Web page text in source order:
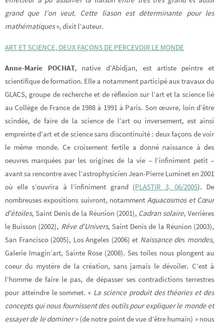
grand que l’on veut. Cette liason est déterminante pour les
mathématiques», dixit l’auteur.
ART ET SCIENCE, DEUX FAÇONS DE PERCEVOIR LE MONDE
Anne-Marie POCHAT, native d’Abidjan, est artiste peintre et
scientifique de formation. Elle a notamment participé aux travaux du
GLACS, groupe de recherche et de réflexion sur l’art et la science lié
au Collège de France de 1988 à 1991 à Paris. Son œuvre, loin d’être
scindée, de faire de la science de l’art ou inversement, est ainsi
empreinte d’art et de science sans discontinuité : deux façons de voir
le même monde. Ce croisement fertile a donné naissance à des
oeuvres marquées par les origines de la vie – l’infiniment petit –
avant sa rencontre avec l’astrophysicien Jean-Pierre Luminet en 2001
où elle s’ouvrira à l’infiniment grand (PLASTIR 3, 06/2005). De
nombreuses expositions suivront, notammentAquacosmos et Cœur
d’étoiles, Saint Denis de la Réunion (2001), Cadran solaire, Verrières
le Buisson (2002), Rêve d’Univers, Saint Denis de la Réunion (2003),
San Francisco (2005), Los Angeles (2006) et Naissance des mondes,
Galerie Imagin’art, Sainte Rose (2008). Ses toiles nous plongent au
coeur du mystère de la création, sans jamais le dévoiler. C’est à
l’homme de faire le pas, de dépasser ses contradictions terrestres
pour atteindre le sommet. « La science produit des théories et des
concepts qui nous fournissent des outils pour expliquer le monde et
essayer de le dominer» (de notre point de vue d’être humain) » nous